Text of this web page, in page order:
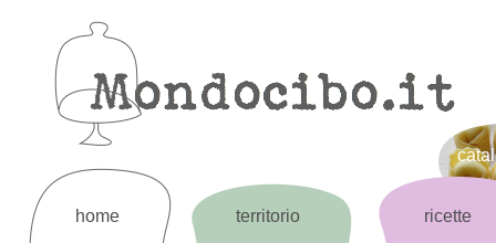
home territorio ricette